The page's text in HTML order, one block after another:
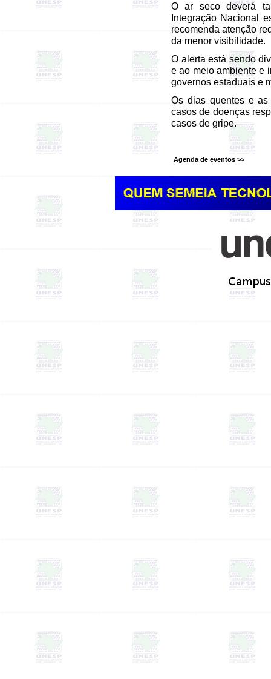
O ar seco deverá
Integração Nacional
recomenda atenção
da menor visibilidade.
O alerta está sendo
e ao meio ambiente e
governos estaduais e
Os dias quentes e
casos de doenças
casos de gripe.
Agenda de eventos >>